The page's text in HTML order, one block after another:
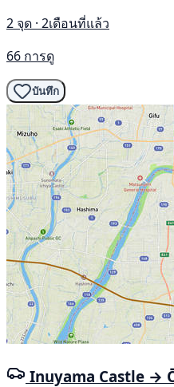
2 จุด · 2เดือนที่แล้ว
66 การดู
บันทึก
Inuyama Castle →